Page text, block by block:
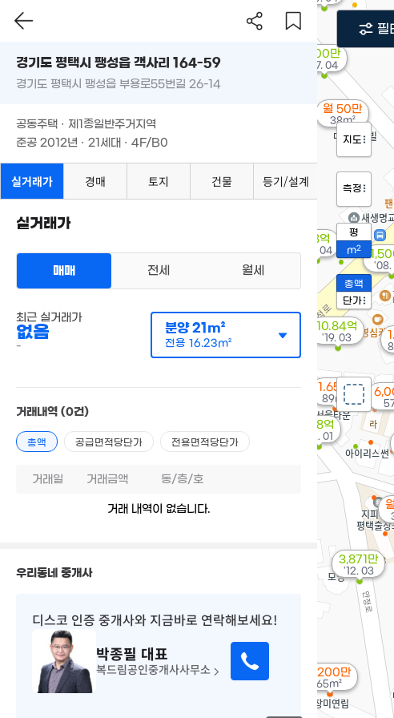
월 50만
38m²
2.8억
'26. 04
1.65억
89m²
5,200만
65m²
1.38억
'22. 01
10.84억
'19. 03
200만
'17. 04
3,871만
'12. 03
'08.
지도
측정
평
m2
총액
단가
필
경기도 평택시 팽성읍 객사리 164-59
경기도 평택시 팽성읍 부용로55번길 26-14
공동주택 · 제1종일반주거지역
준공 2012년 · 21세대 · 4F/B0
실거래가 경매 토지 건물 등기/설계
실거래가
매매 전세 월세
최근 실거래가
없음
-
분양21m²
전용 16.23m²
거래내역 (0건)
총액 공급면적당단가 전용면적당단가
거래일 거래금액 동/층/호
거래 내역이 없습니다.
우리동네 중개사
디스코 인증 중개사와 지금바로 연락해보세요!
박종필 대표
복드림공인중개사사무소